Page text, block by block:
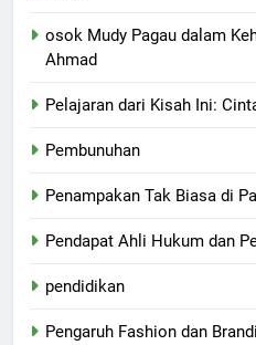
osok Mudy Pagau dalam
Ahmad
Pelajaran dari Kisah Ini:
Pembunuhan
Penampakan Tak Biasa di
Pendapat Ahli Hukum dan
pendidikan
Pengaruh Fashion dan